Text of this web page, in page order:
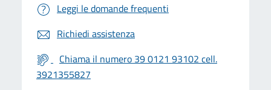
Leggi le domande frequenti
Richiedi assistenza
Chiama il numero 39 0121 93102 cell.
3921355827